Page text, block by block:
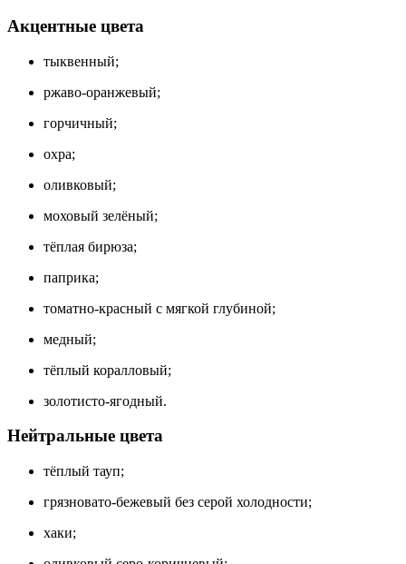
Акцентные цвета
тыквенный;
ржаво-оранжевый;
горчичный;
охра;
оливковый;
моховый зелёный;
тёплая бирюза;
паприка;
томатно-красный с мягкой глубиной;
медный;
тёплый коралловый;
золотисто-ягодный.
Нейтральные цвета
тёплый тауп;
грязновато-бежевый без серой холодности;
хаки;